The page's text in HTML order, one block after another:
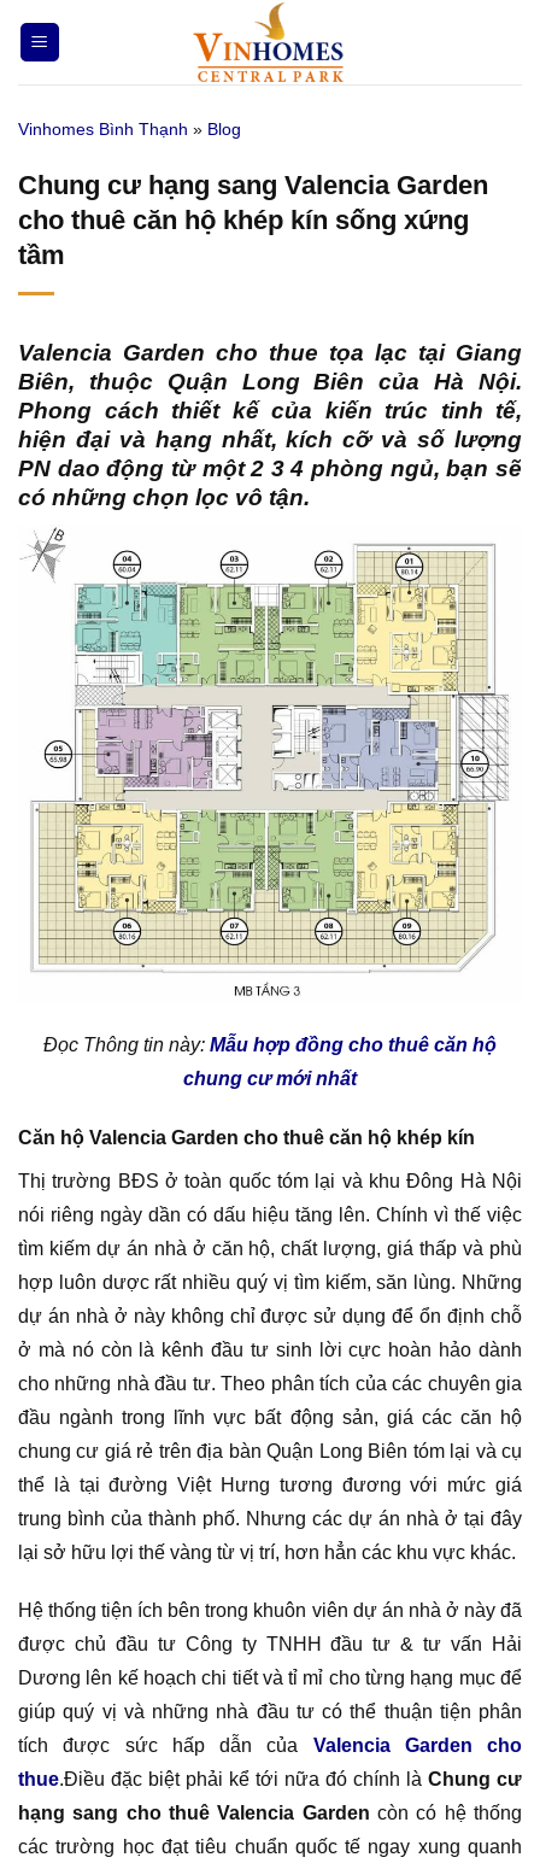
qua
nội
Vinhomes Bình Thạnh » Blog
Chung cư hạng sang Valencia Garden
cho thuê căn hộ khép kín sống xứng
tầm
Valencia Garden cho thue tọa lạc tại Giang
Biên, thuộc Quận Long Biên của Hà Nội.
Phong cách thiết kế của kiến ​​trúc tinh tế,
hiện đại và hạng nhất, kích cỡ và số lượng
PN dao động từ một 2 3 4 phòng ngủ, bạn sẽ
có những chọn lọc vô tận.
Đọc Thông tin này: Mẫu hợp đồng cho thuê căn hộ
chung cư mới nhất
Căn hộ Valencia Garden cho thuê căn hộ khép kín
Thị trường BĐS ở toàn quốc tóm lại và khu Đông Hà Nội
nói riêng ngày dần có dấu hiệu tăng lên. Chính vì thế việc
tìm kiếm dự án nhà ở căn hộ, chất lượng, giá thấp và phù
hợp luôn dược rất nhiều quý vị tìm kiếm, săn lùng. Những
dự án nhà ở này không chỉ được sử dụng để ổn định chỗ
ở mà nó còn là kênh đầu tư sinh lời cực hoàn hảo dành
cho những nhà đầu tư. Theo phân tích của các chuyên gia
đầu ngành trong lĩnh vực bất động sản, giá các căn hộ
chung cư giá rẻ trên địa bàn Quận Long Biên tóm lại và cụ
thể là tại đường Việt Hưng tương đương với mức giá
trung bình của thành phố. Nhưng các dự án nhà ở tại đây
lại sở hữu lợi thế vàng từ vị trí, hơn hẳn các khu vực khác.
Hệ thống tiện ích bên trong khuôn viên dự án nhà ở này đã
được chủ đầu tư Công ty TNHH đầu tư & tư vấn Hải
Dương lên kế hoạch chi tiết và tỉ mỉ cho từng hạng mục để
giúp quý vị và những nhà đầu tư có thể thuận tiện phân
tích được sức hấp dẫn của Valencia Garden cho
thue.Điều đặc biệt phải kể tới nữa đó chính là Chung cư
hạng sang cho thuê Valencia Garden còn có hệ thống
các trường học đạt tiêu chuẩn quốc tế ngay xung quanh